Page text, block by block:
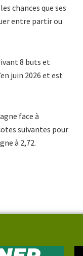
chances que ses
entre partir ou
8 buts et
juin 2026 et est
face à
suivantes pour
à 2,72.